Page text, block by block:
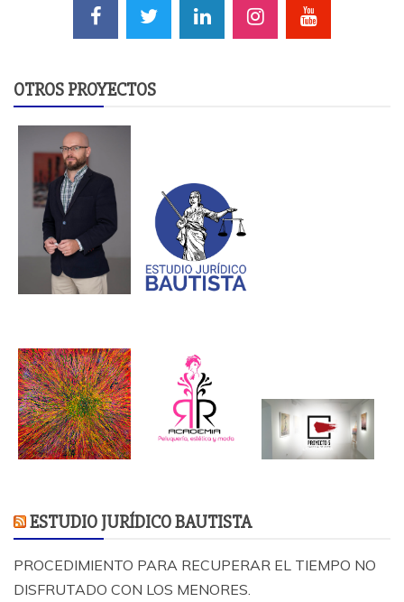
OTROS PROYECTOS
ESTUDIO JURÍDICO BAUTISTA
PROCEDIMIENTO PARA RECUPERAR EL TIEMPO NO
DISFRUTADO CON LOS MENORES.